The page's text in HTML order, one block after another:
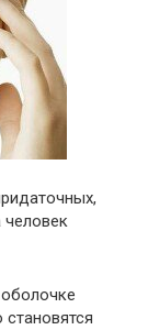
человек
становятся